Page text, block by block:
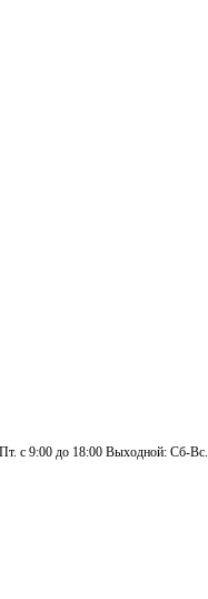
с 9:00 до 18:00 Выходной: Сб-Вс.